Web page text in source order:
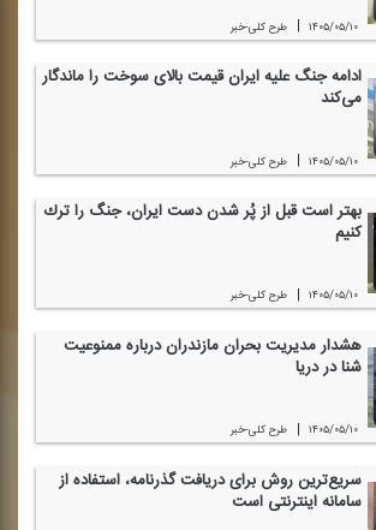
۱۴۰۵/۰۵/۱۰ | طرح كلی-خبر
ادامه جنگ علیه ایران قیمت بالای سوخت را ماندگار
می‌كند
۱۴۰۵/۰۵/۱۰ | طرح كلی-خبر
بهتر است قبل از پُر شدن دست ایران، جنگ را ترك
كنیم
۱۴۰۵/۰۵/۱۰ | طرح كلی-خبر
هشدار مدیریت بحران مازندران درباره ممنوعیت
شنا در دریا
۱۴۰۵/۰۵/۱۰ | طرح كلی-خبر
سریع‌ترین روش برای دریافت گذرنامه، استفاده از
سامانه اینترنتی است